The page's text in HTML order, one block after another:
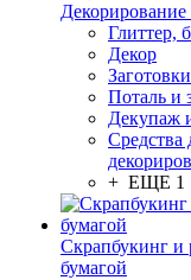
Глиттер,
Декор
Поталь и
Декупаж
Средства
+ ЕЩЕ 1
Скрапбукинг и
бумагой